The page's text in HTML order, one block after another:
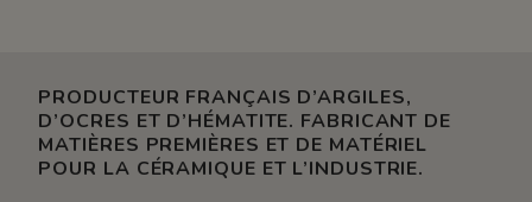
PRODUCTEUR FRANÇAIS D’ARGILES,
D’OCRES ET D’HÉMATITE. FABRICANT DE
MATIÈRES PREMIÈRES ET DE MATÉRIEL
POUR LA CÉRAMIQUE ET L’INDUSTRIE.